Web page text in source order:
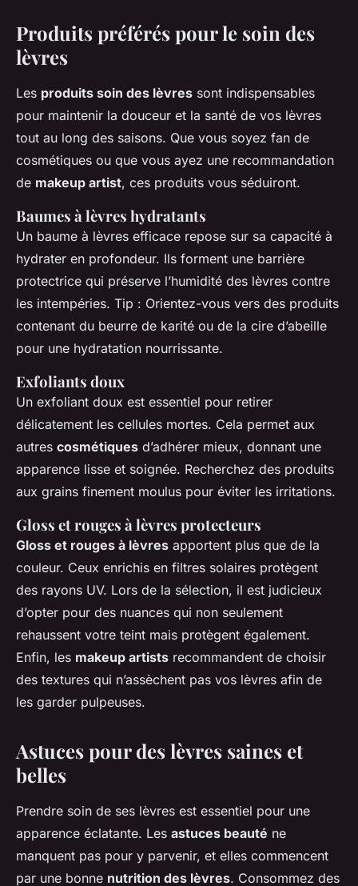
Produits préférés pour le soin des
lèvres
Les produits soin des lèvres sont indispensables
pour maintenir la douceur et la santé de vos lèvres
tout au long des saisons. Que vous soyez fan de
cosmétiques ou que vous ayez une recommandation
de makeup artist, ces produits vous séduiront.
Baumes à lèvres hydratants
Un baume à lèvres efficace repose sur sa capacité à
hydrater en profondeur. Ils forment une barrière
protectrice qui préserve l’humidité des lèvres contre
les intempéries. Tip : Orientez-vous vers des produits
contenant du beurre de karité ou de la cire d’abeille
pour une hydratation nourrissante.
Exfoliants doux
Un exfoliant doux est essentiel pour retirer
délicatement les cellules mortes. Cela permet aux
autres cosmétiques d’adhérer mieux, donnant une
apparence lisse et soignée. Recherchez des produits
aux grains finement moulus pour éviter les irritations.
Gloss et rouges à lèvres protecteurs
Gloss et rouges à lèvres apportent plus que de la
couleur. Ceux enrichis en filtres solaires protègent
des rayons UV. Lors de la sélection, il est judicieux
d’opter pour des nuances qui non seulement
rehaussent votre teint mais protègent également.
Enfin, les makeup artists recommandent de choisir
des textures qui n’assèchent pas vos lèvres afin de
les garder pulpeuses.
Astuces pour des lèvres saines et
belles
Prendre soin de ses lèvres est essentiel pour une
apparence éclatante. Les astuces beauté ne
manquent pas pour y parvenir, et elles commencent
par une bonne nutrition des lèvres. Consommez des